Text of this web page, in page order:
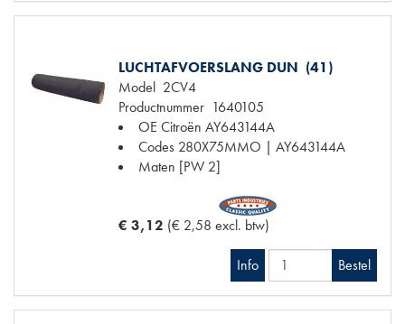
LUCHTAFVOERSLANG DUN (41)
Model 2CV4
Productnummer 1640105
OE Citroën AY643144A
Codes 280X75MMO | AY643144A
Maten [PW 2]
€ 3,12 (€ 2,58 excl. btw)
Info Bestel